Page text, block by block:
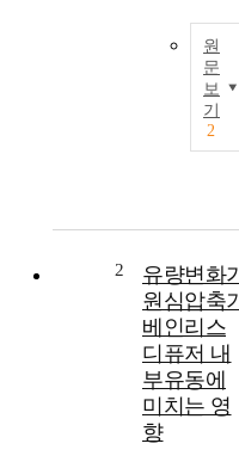
원
문
보
기
2
2
유량변화
원심압축
베인리스
디퓨저 내
부유동에
미치는 영
향